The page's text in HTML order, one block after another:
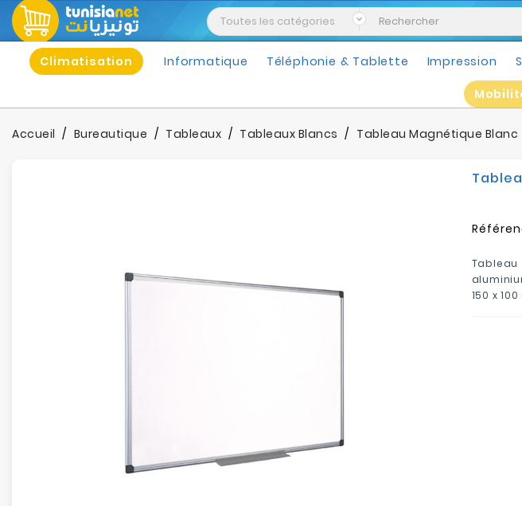
Climatisation Informatique Téléphonie & Tablette Impression
Accueil Bureautique Tableaux Tableaux Blancs Tableau Magnétique Blanc
150 x